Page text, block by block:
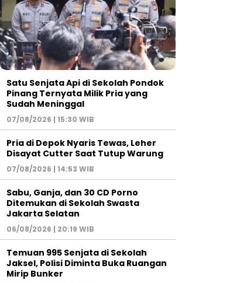
Satu Senjata Api di Sekolah Pondok
Pinang Ternyata Milik Pria yang
Sudah Meninggal
07/08/2026 | 15:30 WIB
Pria di Depok Nyaris Tewas, Leher
Disayat Cutter Saat Tutup Warung
07/08/2026 | 14:53 WIB
Sabu, Ganja, dan 30 CD Porno
Ditemukan di Sekolah Swasta
Jakarta Selatan
06/08/2026 | 20:19 WIB
Temuan 995 Senjata di Sekolah
Jaksel, Polisi Diminta Buka Ruangan
Mirip Bunker